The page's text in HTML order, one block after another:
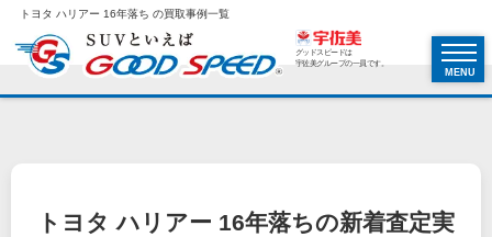
トヨタ ハリアー 16年落ち の買取事例一覧
グッドスピードは
宇佐美グループの一員です。
MENU
トヨタ ハリアー 16年落ちの新着査定実